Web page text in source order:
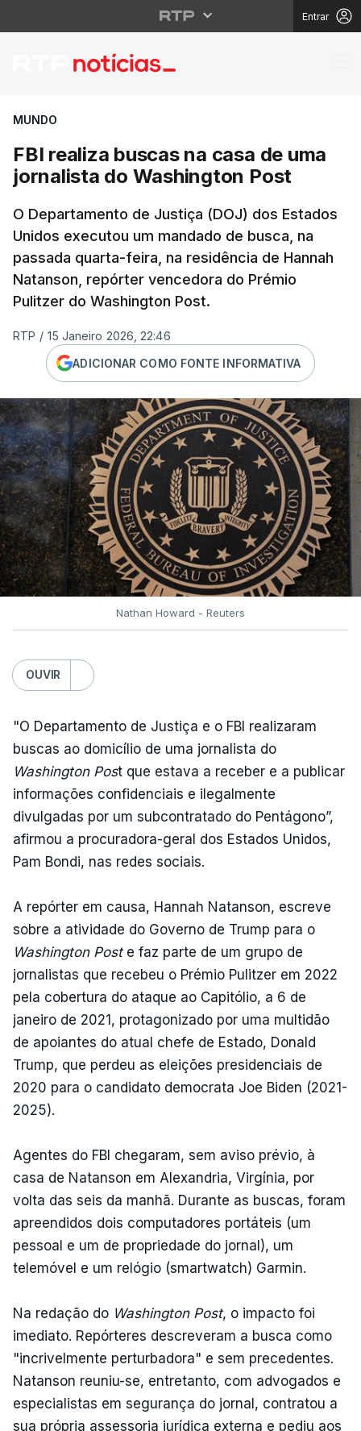
Entrar
FBI realiza buscas na
MUNDO
FBI realiza buscas na casa de uma
jornalista do Washington Post
O Departamento de Justiça (DOJ) dos Estados
Unidos executou um mandado de busca, na
passada quarta-feira, na residência de Hannah
Natanson, repórter vencedora do Prémio
Pulitzer do Washington Post.
RTP / 15 Janeiro 2026, 22:46
ADICIONAR COMO FONTE INFORMATIVA
Nathan Howard - Reuters
OUVIR
"O Departamento de Justiça e o FBI realizaram
buscas ao domicílio de uma jornalista do
Washington Post que estava a receber e a publicar
informações confidenciais e ilegalmente
divulgadas por um subcontratado do Pentágono”,
afirmou a procuradora-geral dos Estados Unidos,
Pam Bondi, nas redes sociais.
A repórter em causa, Hannah Natanson, escreve
sobre a atividade do Governo de Trump para o
Washington Poste faz parte de um grupo de
jornalistas que recebeu o Prémio Pulitzer em 2022
pela cobertura do ataque ao Capitólio, a 6 de
janeiro de 2021, protagonizado por uma multidão
de apoiantes do atual chefe de Estado, Donald
Trump, que perdeu as eleições presidenciais de
2020 para o candidato democrata Joe Biden (2021-
2025).
Agentes do FBI chegaram, sem aviso prévio, à
casa de Natanson em Alexandria, Virgínia, por
volta das seis da manhã. Durante as buscas, foram
apreendidos dois computadores portáteis (um
pessoal e um de propriedade do jornal), um
telemóvel e um relógio (smartwatch) Garmin.
Na redação do Washington Post, o impacto foi
imediato. Repórteres descreveram a busca como
"incrivelmente perturbadora" e sem precedentes.
Natanson reuniu-se, entretanto, com advogados e
especialistas em segurança do jornal, contratou a
sua própria assessoria jurídica externa e pediu aos